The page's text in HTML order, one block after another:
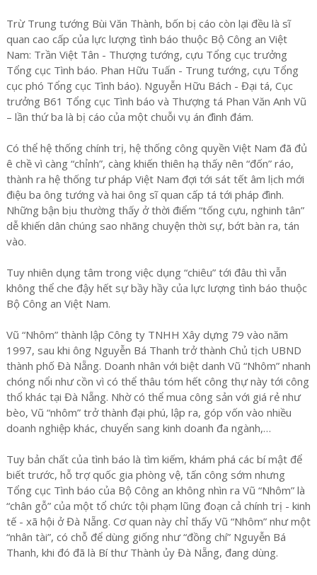
Trừ Trung tướng Bùi Văn Thành, bốn bị cáo còn lại đều là sĩ
quan cao cấp của lực lượng tình báo thuộc Bộ Công an Việt
Nam: Trần Việt Tân - Thượng tướng, cựu Tổng cục trưởng
Tổng cục Tình báo. Phan Hữu Tuấn - Trung tướng, cựu Tổng
cục phó Tổng cục Tình báo). Nguyễn Hữu Bách - Đại tá, Cục
trưởng B61 Tổng cục Tình báo và Thượng tá Phan Văn Anh Vũ
– lần thứ ba là bị cáo của một chuỗi vụ án đình đám.
Có thể hệ thống chính trị, hệ thống công quyền Việt Nam đã đủ
ê chề vì càng “chỉnh”, càng khiến thiên hạ thấy nên “đốn” ráo,
thành ra hệ thống tư pháp Việt Nam đợi tới sát tết âm lịch mới
điệu ba ông tướng và hai ông sĩ quan cấp tá tới pháp đình.
Những bận bịu thường thấy ở thời điểm “tống cựu, nghinh tân”
dễ khiến dân chúng sao nhãng chuyện thời sự, bớt bàn ra, tán
vào.
Tuy nhiên dụng tâm trong việc dụng “chiêu” tới đâu thì vẫn
không thể che đậy hết sự bầy hầy của lực lượng tình báo thuộc
Bộ Công an Việt Nam.
Vũ “Nhôm” thành lập Công ty TNHH Xây dựng 79 vào năm
1997, sau khi ông Nguyễn Bá Thanh trở thành Chủ tịch UBND
thành phố Đà Nẵng. Doanh nhân với biệt danh Vũ “Nhôm” nhanh
chóng nổi như cồn vì có thể thâu tóm hết công thự này tới công
thổ khác tại Đà Nẵng. Nhờ có thể mua công sản với giá rẻ như
bèo, Vũ “nhôm” trở thành đại phú, lập ra, góp vốn vào nhiều
doanh nghiệp khác, chuyển sang kinh doanh đa ngành,…
Tuy bản chất của tình báo là tìm kiếm, khám phá các bí mật để
biết trước, hỗ trợ quốc gia phòng vệ, tấn công sớm nhưng
Tổng cục Tình báo của Bộ Công an không nhìn ra Vũ “Nhôm” là
“chân gỗ” của một tổ chức tội phạm lũng đoạn cả chính trị - kinh
tế - xã hội ở Đà Nẵng. Cơ quan này chỉ thấy Vũ “Nhôm” như một
“nhân tài”, có chỗ để dùng giống như “đồng chí” Nguyễn Bá
Thanh, khi đó đã là Bí thư Thành ủy Đà Nẵng, đang dùng.